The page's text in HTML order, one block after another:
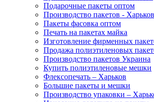
Подарочные пакеты оптом
Производство пакетов - Харьков
Пакеты фасовка оптом
Печать на пакетах майка
Изготовление фирменных
Продажа полиэтиленовых
Производство пакетов Украина
Купить полиэтиленовые мешки
Флексопечать – Харьков
Большие пакеты и мешки
Производство упаковки –